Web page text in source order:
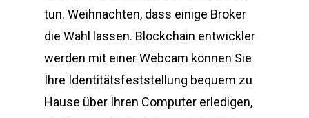
tun. Weihnachten, dass einige Broker
die Wahl lassen. Blockchain entwickler
werden mit einer Webcam können Sie
Ihre Identitätsfeststellung bequem zu
Hause über Ihren Computer erledigen,